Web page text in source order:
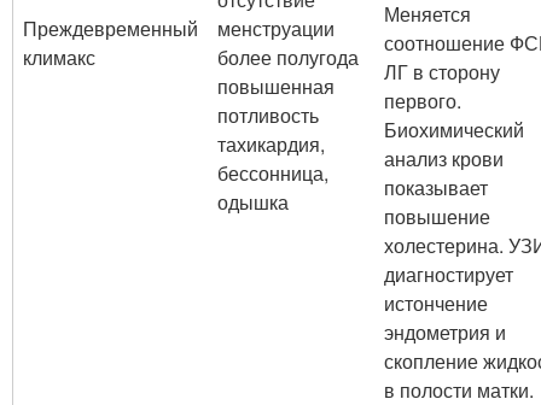
Преждевременный
климакс
менструации
более полугода
повышенная
потливость
тахикардия,
бессонница,
одышка
Меняется
соотношение
ЛГ в сторону
первого.
Биохимический
анализ крови
показывает
повышение
холестерина.
диагностирует
истончение
эндометрия и
скопление
в полости матки.